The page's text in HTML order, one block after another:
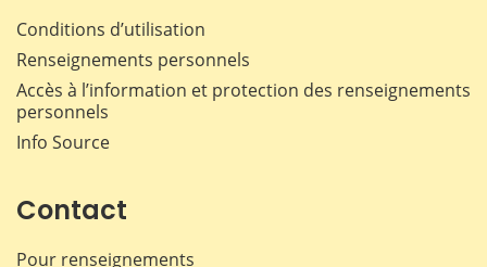
Conditions d’utilisation
Renseignements personnels
Accès à l’information et protection des renseignements
personnels
Info Source
Contact
Pour renseignements